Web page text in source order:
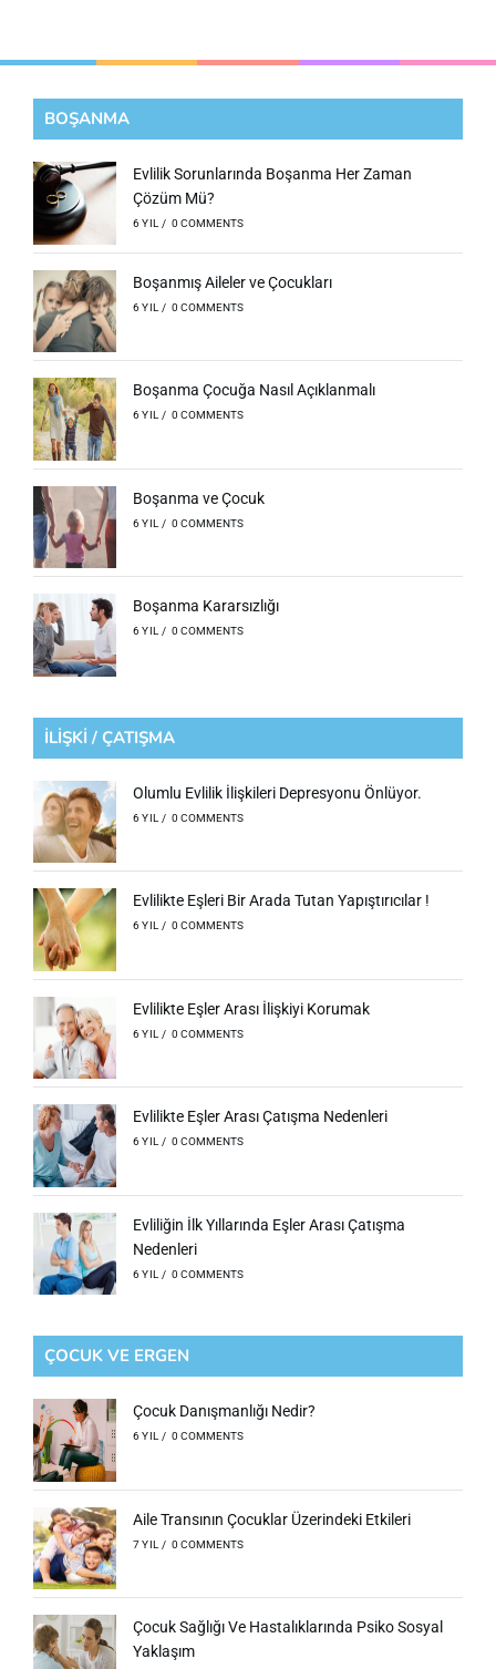
BOŞANMA
Evlilik Sorunlarında Boşanma Her Zaman
Çözüm Mü?
6 YIL / 0 COMMENTS
Boşanmış Aileler ve Çocukları
6 YIL / 0 COMMENTS
Boşanma Çocuğa Nasıl Açıklanmalı
6 YIL / 0 COMMENTS
Boşanma ve Çocuk
6 YIL / 0 COMMENTS
Boşanma Kararsızlığı
6 YIL / 0 COMMENTS
İLİŞKİ / ÇATIŞMA
Olumlu Evlilik İlişkileri Depresyonu Önlüyor.
6 YIL / 0 COMMENTS
Evlilikte Eşleri Bir Arada Tutan Yapıştırıcılar !
6 YIL / 0 COMMENTS
Evlilikte Eşler Arası İlişkiyi Korumak
6 YIL / 0 COMMENTS
Evlilikte Eşler Arası Çatışma Nedenleri
6 YIL / 0 COMMENTS
Evliliğin İlk Yıllarında Eşler Arası Çatışma
Nedenleri
6 YIL / 0 COMMENTS
ÇOCUK VE ERGEN
Çocuk Danışmanlığı Nedir?
6 YIL / 0 COMMENTS
Aile Transının Çocuklar Üzerindeki Etkileri
7 YIL / 0 COMMENTS
Çocuk Sağlığı Ve Hastalıklarında Psiko Sosyal
Yaklaşım